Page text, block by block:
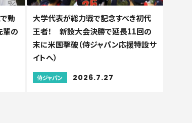
動
輩の
大学代表が総力戦で記念すべき初代
王者！ 新設大会決勝で延長11回の
末に米国撃破（侍ジャパン応援特設サ
イトへ）
侍ジャパン 2026.7.27